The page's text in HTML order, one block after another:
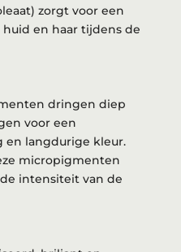
zorgt voor een
en haar tijdens de
dringen diep
voor een
langdurige kleur.
micropigmenten
intensiteit van de